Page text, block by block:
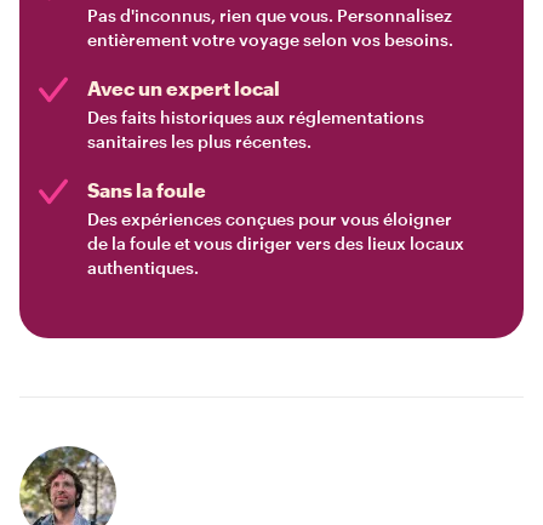
Pas d'inconnus, rien que vous. Personnalisez
entièrement votre voyage selon vos besoins.
Avec un expert local
Des faits historiques aux réglementations
sanitaires les plus récentes.
Sans la foule
Des expériences conçues pour vous éloigner
de la foule et vous diriger vers des lieux locaux
authentiques.